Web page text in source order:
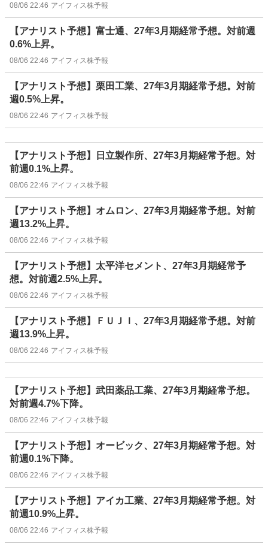
08/06 22:46 アイフィス株予報
【アナリスト予想】富士通、27年3月期経常予想。対前週
0.6%上昇。
08/06 22:46 アイフィス株予報
【アナリスト予想】栗田工業、27年3月期経常予想。対前
週0.5%上昇。
08/06 22:46 アイフィス株予報
【アナリスト予想】日立製作所、27年3月期経常予想。対
前週0.1%上昇。
08/06 22:46 アイフィス株予報
【アナリスト予想】オムロン、27年3月期経常予想。対前
週13.2%上昇。
08/06 22:46 アイフィス株予報
【アナリスト予想】太平洋セメント、27年3月期経常予
想。対前週2.5%上昇。
08/06 22:46 アイフィス株予報
【アナリスト予想】ＦＵＪＩ、27年3月期経常予想。対前
週13.9%上昇。
08/06 22:46 アイフィス株予報
【アナリスト予想】武田薬品工業、27年3月期経常予想。
対前週4.7%下降。
08/06 22:46 アイフィス株予報
【アナリスト予想】オービック、27年3月期経常予想。対
前週0.1%下降。
08/06 22:46 アイフィス株予報
【アナリスト予想】アイカ工業、27年3月期経常予想。対
前週10.9%上昇。
08/06 22:46 アイフィス株予報